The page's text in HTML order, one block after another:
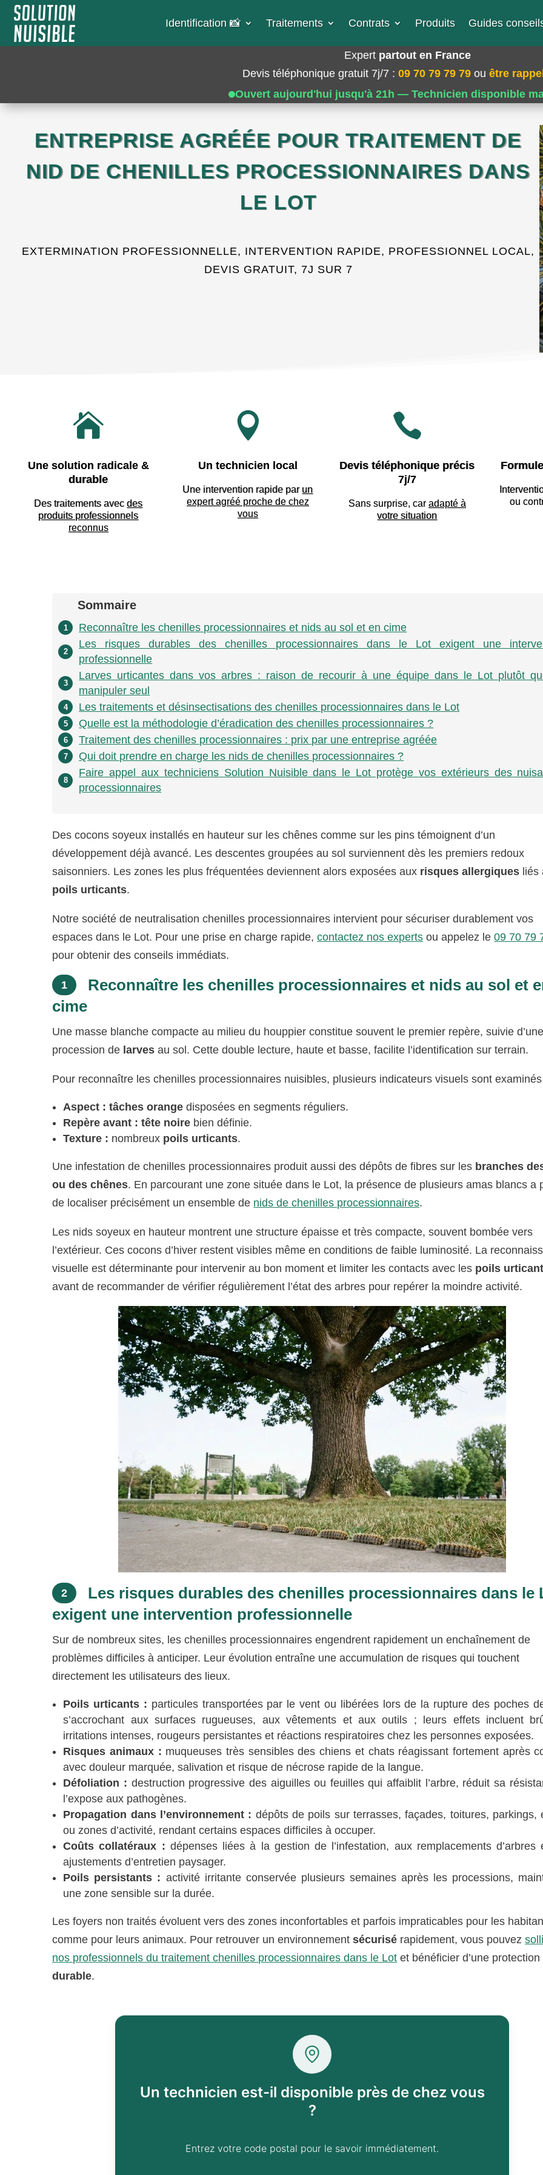
Identification 📸​ Traitements Contrats Produits Guides
Expert partout en France
Devis téléphonique gratuit 7j/7 : 09 70 79 79 79 ou être
Ouvert aujourd'hui jusqu'à 21h — Technicien disponible
ENTREPRISE AGRÉÉE POUR TRAITEMENT DE
NID DE CHENILLES PROCESSIONNAIRES DANS
LE LOT
EXTERMINATION PROFESSIONNELLE, INTERVENTION RAPIDE, PROFESSIONNEL LOCAL,
DEVIS GRATUIT, 7J SUR 7

Une solution radicale &
durable
Des traitements avecdes
produits professionnels
reconnus

Un technicien local
Une intervention rapide par un
expert agréé proche de chez
vous

Devis téléphonique précis
7j/7
Sans surprise, car adapté à
votre situation
ou
Sommaire
1 Reconnaître les chenilles processionnaires et nids au sol et en cime
2
Les risques durables des chenilles processionnaires dans le Lot exigent une
professionnelle
3
Larves urticantes dans vos arbres : raison de recourir à une équipe dans le Lot plutôt
manipuler seul
4 Les traitements et désinsectisations des chenilles processionnaires dans le Lot
5 Quelle est la méthodologie d’éradication des chenilles processionnaires ?
6 Traitement des chenilles processionnaires : prix par une entreprise agréée
7 Qui doit prendre en charge les nids de chenilles processionnaires ?
8
Faire appel aux techniciens Solution Nuisible dans le Lot protège vos extérieurs des
processionnaires
Des cocons soyeux installés en hauteur sur les chênes comme sur les pins témoignent d’un
développement déjà avancé. Les descentes groupées au sol surviennent dès les premiers redoux
saisonniers. Les zones les plus fréquentées deviennent alors exposées aux risques allergiques liés
poils urticants.
Notre société de neutralisation chenilles processionnaires intervient pour sécuriser durablement vos
espaces dans le Lot. Pour une prise en charge rapide,contactez nos experts ou appelez le09 70 79
pour obtenir des conseils immédiats.
1
Reconnaître les chenilles processionnaires et nids au sol et
cime
Une masse blanche compacte au milieu du houppier constitue souvent le premier repère, suivie d’une
procession de larves au sol. Cette double lecture, haute et basse, facilite l’identification sur terrain.
Pour reconnaître les chenilles processionnaires nuisibles, plusieurs indicateurs visuels sont
Aspect : tâches orange disposées en segments réguliers.
Repère avant : tête noire bien définie.
Texture : nombreux poils urticants.
Une infestation de chenilles processionnaires produit aussi des dépôts de fibres sur les branches
ou des chênes. En parcourant une zone située dans le Lot, la présence de plusieurs amas blancs a
de localiser précisément un ensemble de nids de chenilles processionnaires.
Les nids soyeux en hauteur montrent une structure épaisse et très compacte, souvent bombée vers
l’extérieur. Ces cocons d’hiver restent visibles même en conditions de faible luminosité. La
visuelle est déterminante pour intervenir au bon moment et limiter les contacts avec les poils
avant de recommander de vérifier régulièrement l’état des arbres pour repérer la moindre activité.
2
Les risques durables des chenilles processionnaires dans le
exigent une intervention professionnelle
Sur de nombreux sites, les chenilles processionnaires engendrent rapidement un enchaînement de
problèmes difficiles à anticiper. Leur évolution entraîne une accumulation de risques qui touchent
directement les utilisateurs des lieux.
Poils urticants : particules transportées par le vent ou libérées lors de la rupture des poches
s’accrochant aux surfaces rugueuses, aux vêtements et aux outils ; leurs effets incluent
irritations intenses, rougeurs persistantes et réactions respiratoires chez les personnes exposées.
Risques animaux : muqueuses très sensibles des chiens et chats réagissant fortement après
avec douleur marquée, salivation et risque de nécrose rapide de la langue.
Défoliation : destruction progressive des aiguilles ou feuilles qui affaiblit l’arbre, réduit sa
l’expose aux pathogènes.
Propagation dans l’environnement : dépôts de poils sur terrasses, façades, toitures, parkings,
ou zones d’activité, rendant certains espaces difficiles à occuper.
Coûts collatéraux : dépenses liées à la gestion de l’infestation, aux remplacements d’arbres
ajustements d’entretien paysager.
Poils persistants : activité irritante conservée plusieurs semaines après les processions,
une zone sensible sur la durée.
Les foyers non traités évoluent vers des zones inconfortables et parfois impraticables pour les
comme pour leurs animaux. Pour retrouver un environnementsécurisé rapidement, vous pouvez
nos professionnels du traitement chenilles processionnaires dans le Lot et bénéficier d’une protection
durable.
Un technicien est-il disponible près de chez vous
?
Entrez votre code postal pour le savoir immédiatement.